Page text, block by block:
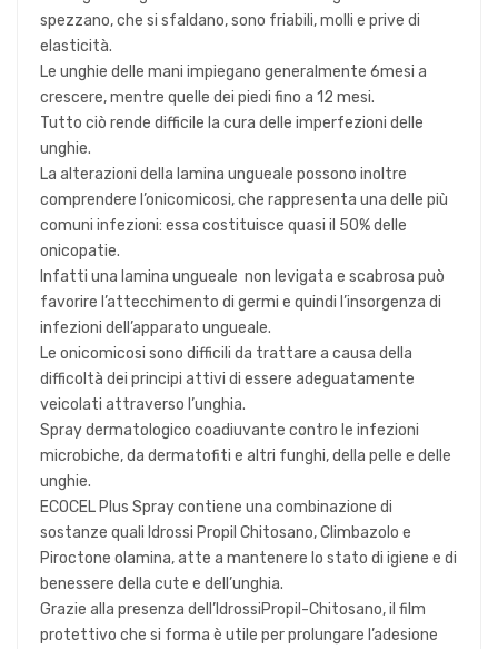
spezzano, che si sfaldano, sono friabili, molli e prive di
elasticità.
Le unghie delle mani impiegano generalmente 6mesi a
crescere, mentre quelle dei piedi fino a 12 mesi.
Tutto ciò rende difficile la cura delle imperfezioni delle
unghie.
La alterazioni della lamina ungueale possono inoltre
comprendere l’onicomicosi, che rappresenta una delle più
comuni infezioni: essa costituisce quasi il 50% delle
onicopatie.
Infatti una lamina ungueale non levigata e scabrosa può
favorire l’attecchimento di germi e quindi l’insorgenza di
infezioni dell’apparato ungueale.
Le onicomicosi sono difficili da trattare a causa della
difficoltà dei principi attivi di essere adeguatamente
veicolati attraverso l’unghia.
Spray dermatologico coadiuvante contro le infezioni
microbiche, da dermatofiti e altri funghi, della pelle e delle
unghie.
ECOCEL Plus Spray contiene una combinazione di
sostanze quali Idrossi Propil Chitosano, Climbazolo e
Piroctone olamina, atte a mantenere lo stato di igiene e di
benessere della cute e dell’unghia.
Grazie alla presenza dell’IdrossiPropil-Chitosano, il film
protettivo che si forma è utile per prolungare l’adesione